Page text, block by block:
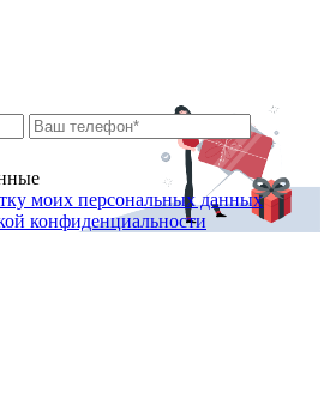
моих персональных данных
конфиденциальности